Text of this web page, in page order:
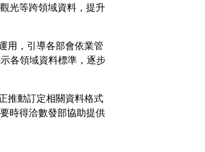
光等跨領域資料，提升
用，引導各部會依業管
各領域資料標準，逐步
推動訂定相關資料格式
時得洽數發部協助提供